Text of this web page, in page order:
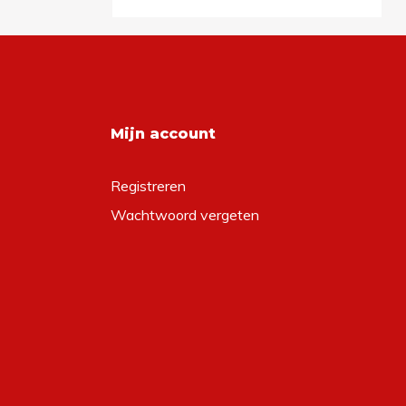
Mijn account
Registreren
Wachtwoord vergeten